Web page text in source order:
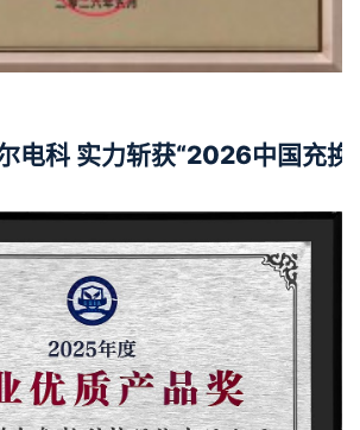
电科 实力斩获“2026中国充换